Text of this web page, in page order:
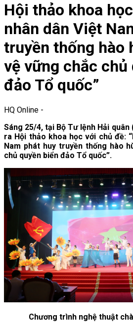
Hội thảo khoa
nhân dân Việt
truyền thống hào
vệ vững chắc chủ
đảo Tổ quốc”
HQ Online -
Sáng 25/4, tại Bộ Tư lệnh Hải quân
ra Hội thảo khoa học với chủ đề:
Nam phát huy truyền thống hào
chủ quyền biển đảo Tổ quốc”.
Chương trình nghệ thuật